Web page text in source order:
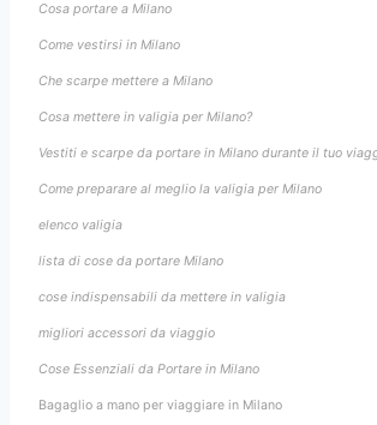
Cosa portare a Milano
Come vestirsi in Milano
Che scarpe mettere a Milano
Cosa mettere in valigia per Milano?
Vestiti e scarpe da portare in Milano durante il tuo
Come preparare al meglio la valigia per Milano
elenco valigia
lista di cose da portare Milano
cose indispensabili da mettere in valigia
migliori accessori da viaggio
Cose Essenziali da Portare in Milano
Bagaglio a mano per viaggiare in Milano